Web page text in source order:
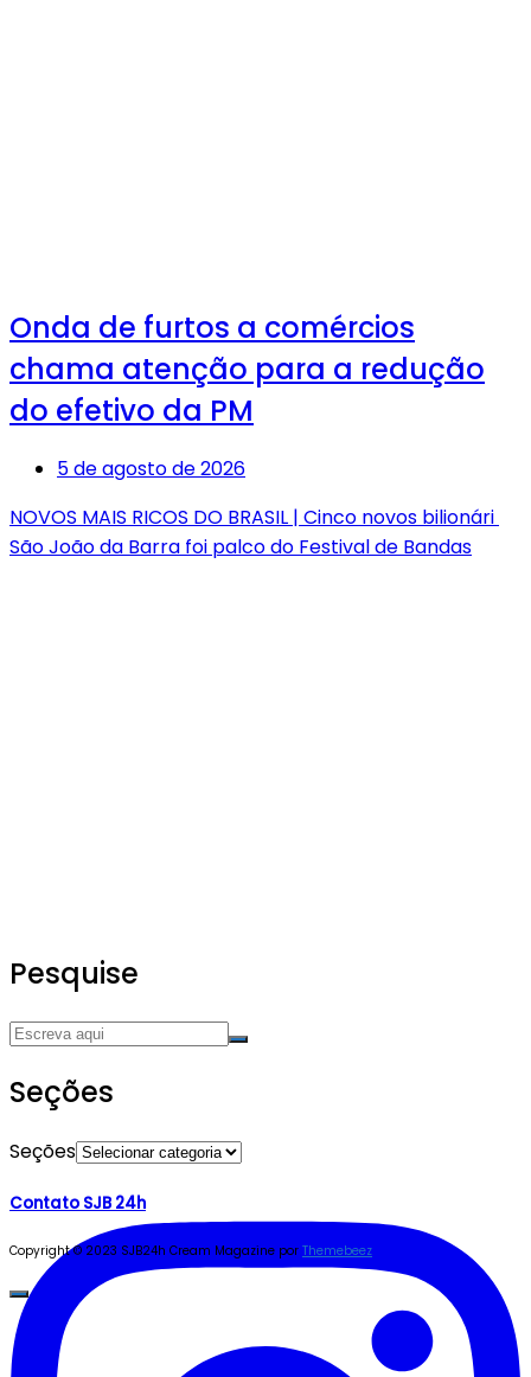
Onda de furtos a comércios
chama atenção para a redução
do efetivo da PM
5 de agosto de 2026
NOVOS MAIS RICOS DO BRASIL | Cinco novos bilionári
São João da Barra foi palco do Festival de Bandas
Pesquise
Seções
Seções
Contato SJB 24h
Copyright © 2023 SJB24h Cream Magazine por Themebeez